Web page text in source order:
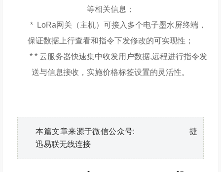
等相关信息；
* LoRa网关（主机）可接入多个电子墨水屏终端，
保证数据上行查看和指令下发修改的可实现性；
* * 云服务器快速集中收发用户数据,远程进行指令发
送与信息接收，实施价格标签设置的灵活性。
本篇文章来源于微信公众号: 捷
迅易联无线连接